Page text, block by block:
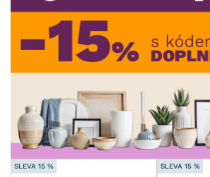
min.
min.
POVRCHOVÁ ÚPRAVA
MÍSTNOST
SKLADOVOST
SLEVA 15 % SLEVA 15 %